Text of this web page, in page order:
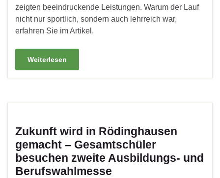
zeigten beeindruckende Leistungen. Warum der Lauf
nicht nur sportlich, sondern auch lehrreich war,
erfahren Sie im Artikel.
Weiterlesen
Zukunft wird in Rödinghausen
gemacht – Gesamtschüler
besuchen zweite Ausbildungs- und
Berufswahlmesse